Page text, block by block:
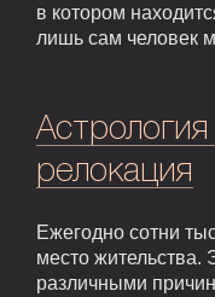
в котором
лишь сам человек
релокация
Ежегодно сотни
место жительства.
различными